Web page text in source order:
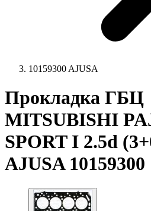
10159300 AJUSA
Прокладка ГБЦ
MITSUBISHI
SPORT I 2.5d
AJUSA 10159300